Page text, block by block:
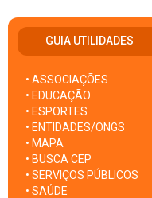
GUIA UTILIDADES
• ASSOCIAÇÕES
• EDUCAÇÃO
• ESPORTES
• ENTIDADES/ONGS
• MAPA
• BUSCA CEP
• SERVIÇOS PÚBLICOS
• SAÚDE